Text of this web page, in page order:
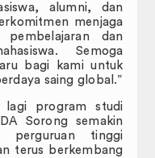
alumni, dan
menjaga
dan
Semoga
bagi kami untuk
saing global.”
lagi program studi
Sorong semakin
perguruan tinggi
terus berkembang